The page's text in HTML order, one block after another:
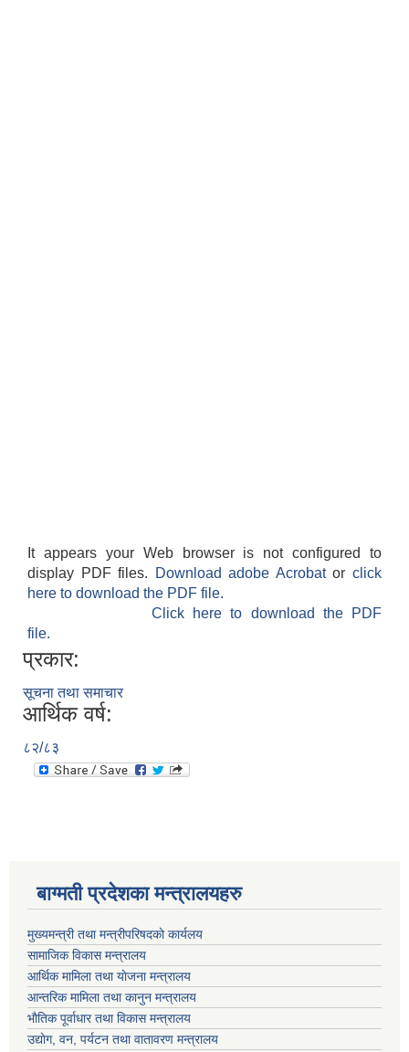
It appears your Web browser is not configured to
display PDF files.
Download adobe Acrobatorclick
here to download the PDF file.
Click here to download the PDF
file.
प्रकार:
सूचना तथा समाचार
आर्थिक वर्ष:
८२/८३
बाग्मती प्रदेशका मन्त्रालयहरु
मुख्यमन्त्री तथा मन्त्रीपरिषदकाे कार्यलय
सामाजिक विकास मन्त्रालय
आर्थिक मामिला तथा याेजना मन्त्रालय
आन्तरिक मामिला तथा कानुन मन्त्रालय
भाैतिक पूर्वाधार तथा विकास मन्त्रालय
उद्याेग, वन, पर्यटन तथा वातावरण मन्त्रालय